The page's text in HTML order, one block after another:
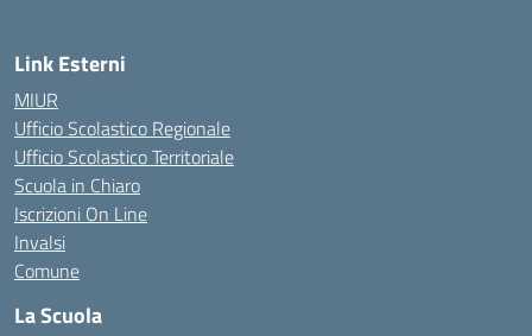
Link Esterni
MIUR
Ufficio Scolastico Regionale
Ufficio Scolastico Territoriale
Scuola in Chiaro
Iscrizioni On Line
Invalsi
Comune
La Scuola